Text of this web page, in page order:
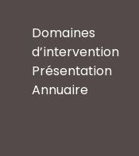
Domaines
d’intervention
Présentation
Annuaire